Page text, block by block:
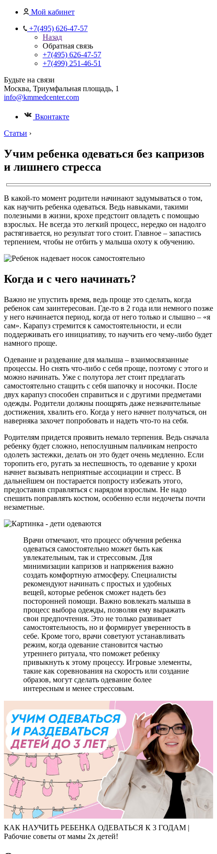
Мой кабинет
+7(495) 626-47-57
Назад
Обратная связь
+7(495) 626-47-57
+7(499) 251-46-51
Будьте на связи
Москва, Триумфальная площадь, 1
info@kmmedcenter.com
Вконтакте
Статьи ›
Учим ребенка одеваться без капризов
и лишнего стресса
В какой-то момент родители начинают задумываться о том,
как научить ребенка одеваться. Ведь навыками, такими
полезными в жизни, крохе предстоит овладеть с помощью
взрослых. Не всегда это легкий процесс, нередко он надолго
растягивается, но результат того стоит. Главное – запастись
терпением, чтобы не отбить у малыша охоту к обучению.
Когда и с чего начинать?
Важно не упустить время, ведь проще это сделать, когда
ребенок сам заинтересован. Где-то в 2 года или немного позже
у него начинается период, когда от него только и слышно – «я
сам». Карапуз стремится к самостоятельности, и если
поддерживать его инициативу, то научить его чему-либо будет
намного проще.
Одевание и раздевание для малыша – взаимосвязанные
процессы. Но снять что-либо с себя проще, поэтому с этого и
можно начинать. Уже с полутора лет стоит предлагать
самостоятельно стащить с себя шапочку и носочки. После
двух карапуз способен справиться и с другими предметами
одежды. Родители должны поощрять даже незначительные
достижения, хвалить его. Когда у него начнет получаться, он
наверняка захочет попробовать и надеть что-то на себя.
Родителям придется проявить немало терпения. Ведь сначала
ребенку будет сложно, непослушным пальчикам непросто
одолеть застежки, делать он это будет очень медленно. Если
торопить его, ругать за неспешность, то одевание у крохи
начнет вызывать неприятные ассоциации и стресс. В
дальнейшем он постарается попросту избежать этого,
предоставив справляться с нарядом взрослым. Не надо
спешить поправлять костюм, особенно если недочеты почти
незаметные.
Врачи отмечают, что процесс обучения ребенка
одеваться самостоятельно может быть как
увлекательным, так и стрессовым. Для
минимизации капризов и напряжения важно
создать комфортную атмосферу. Специалисты
рекомендуют начинать с простых и удобных
вещей, которые ребенок сможет надеть без
посторонней помощи. Важно вовлекать малыша в
процесс выбора одежды, позволяя ему выражать
свои предпочтения. Это не только развивает
самостоятельность, но и формирует уверенность в
себе. Кроме того, врачи советуют устанавливать
режим, когда одевание становится частью
утреннего ритуала, что поможет ребенку
привыкнуть к этому процессу. Игровые элементы,
такие как соревнования на скорость или создание
образов, могут сделать одевание более
интересным и менее стрессовым.
КАК НАУЧИТЬ РЕБЕНКА ОДЕВАТЬСЯ К 3 ГОДАМ |
Рабочие советы от мамы 2х детей!